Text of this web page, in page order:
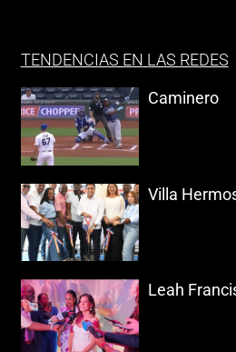
TENDENCIAS EN LAS REDES
Caminero
Villa
Leah